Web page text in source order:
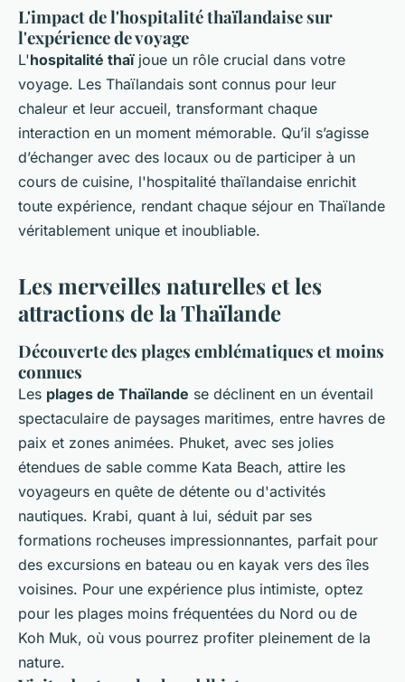
L'impact de l'hospitalité thaïlandaise sur
l'expérience de voyage
L'hospitalité thaïjoue un rôle crucial dans votre
voyage. Les Thaïlandais sont connus pour leur
chaleur et leur accueil, transformant chaque
interaction en un moment mémorable. Qu’il s’agisse
d’échanger avec des locaux ou de participer à un
cours de cuisine, l'hospitalité thaïlandaise enrichit
toute expérience, rendant chaque séjour en Thaïlande
véritablement unique et inoubliable.
Les merveilles naturelles et les
attractions de la Thaïlande
Découverte des plages emblématiques et moins
connues
Les plages de Thaïlande se déclinent en un éventail
spectaculaire de paysages maritimes, entre havres de
paix et zones animées. Phuket, avec ses jolies
étendues de sable comme Kata Beach, attire les
voyageurs en quête de détente ou d'activités
nautiques. Krabi, quant à lui, séduit par ses
formations rocheuses impressionnantes, parfait pour
des excursions en bateau ou en kayak vers des îles
voisines. Pour une expérience plus intimiste, optez
pour les plages moins fréquentées du Nord ou de
Koh Muk, où vous pourrez profiter pleinement de la
nature.